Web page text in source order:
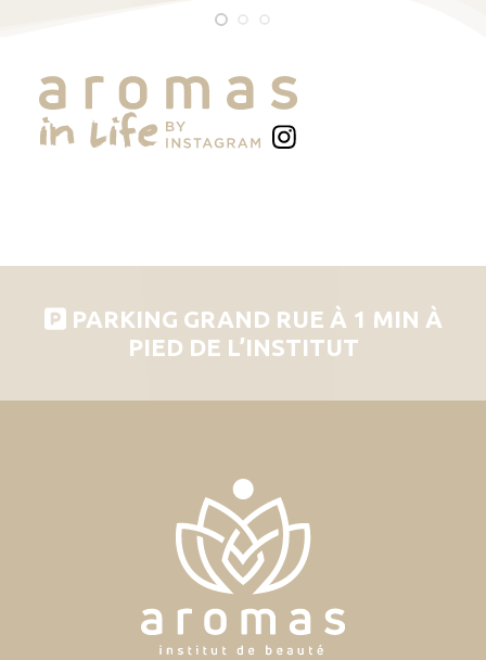
PARKING GRAND RUE À 1 MIN À
PIED DE L’INSTITUT